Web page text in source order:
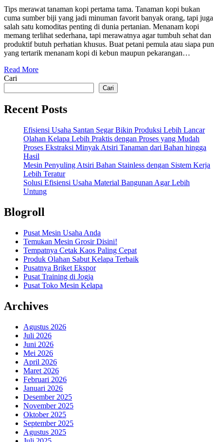
Tips merawat tanaman kopi pertama tama. Tanaman kopi bukan
cuma sumber biji yang jadi minuman favorit banyak orang, tapi juga
salah satu komoditas penting di dunia pertanian. Menanam kopi
memang terlihat sederhana, tapi merawatnya agar tumbuh sehat dan
produktif butuh perhatian khusus. Buat petani pemula atau siapa pun
yang tertarik menanam kopi di kebun maupun pekarangan…
Read More
Cari
Cari
Recent Posts
Efisiensi Usaha Santan Segar Bikin Produksi Lebih Lancar
Olahan Kelapa Lebih Praktis dengan Proses yang Mudah
Proses Ekstraksi Minyak Atsiri Tanaman dari Bahan hingga
Hasil
Mesin Penyuling Atsiri Bahan Stainless dengan Sistem Kerja
Lebih Teratur
Solusi Efisiensi Usaha Material Bangunan Agar Lebih
Untung
Blogroll
Pusat Mesin Usaha Anda
Temukan Mesin Grosir Disini!
Tempatnya Cetak Kaos Paling Cepat
Produk Olahan Sabut Kelapa Terbaik
Pusatnya Briket Ekspor
Pusat Training di Jogja
Pusat Toko Mesin Kelapa
Archives
Agustus 2026
Juli 2026
Juni 2026
Mei 2026
April 2026
Maret 2026
Februari 2026
Januari 2026
Desember 2025
November 2025
Oktober 2025
September 2025
Agustus 2025